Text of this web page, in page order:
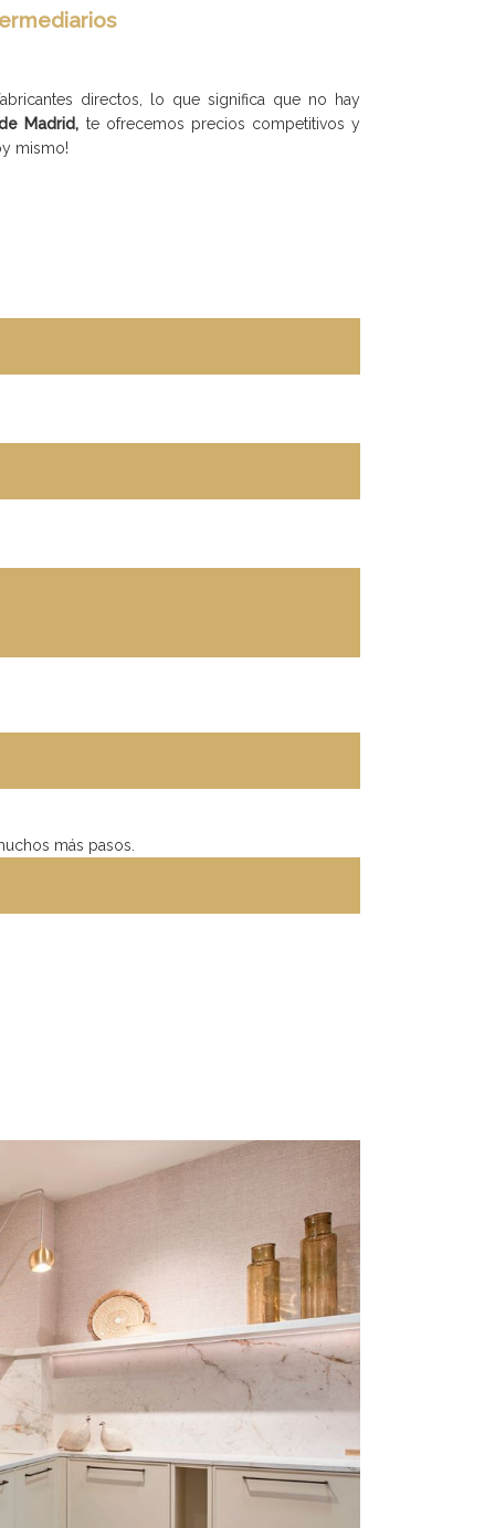
directos, lo que significa que no hay
Madrid, te ofrecemos precios competitivos y
mismo!
más pasos.